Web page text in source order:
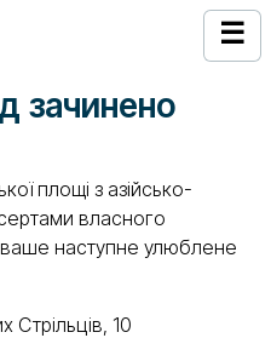
☰
зачинено
площі з азійсько-
власного
наступне улюблене
Стрільців, 10